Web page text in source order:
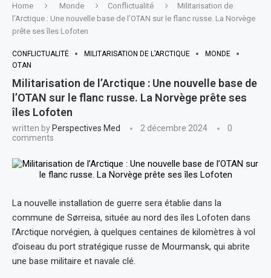
Home Monde Conflictualité
Militarisation de
l’Arctique : Une nouvelle base de l’OTAN sur le flanc russe. La Norvège
prête ses îles Lofoten
CONFLICTUALITÉ MILITARISATION DE L’ARCTIQUE
MONDE
OTAN
Militarisation de l’Arctique : Une nouvelle base de
l’OTAN sur le flanc russe. La Norvège prête ses
îles Lofoten
written by Perspectives Med 2 décembre 2024
0
comments
La nouvelle installation de guerre sera établie dans la
commune de Sørreisa, située au nord des îles Lofoten dans
l’Arctique norvégien, à quelques centaines de kilomètres à vol
d’oiseau du port stratégique russe de Mourmansk, qui abrite
une base militaire et navale clé.